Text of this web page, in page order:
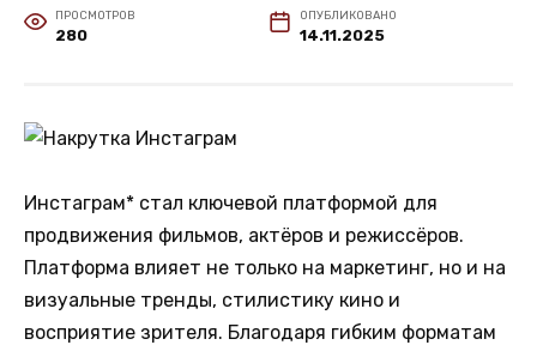
ПРОСМОТРОВ
280
ОПУБЛИКОВАНО
14.11.2025
Инстаграм* стал ключевой платформой для
продвижения фильмов, актёров и режиссёров.
Платформа влияет не только на маркетинг, но и на
визуальные тренды, стилистику кино и
восприятие зрителя. Благодаря гибким форматам